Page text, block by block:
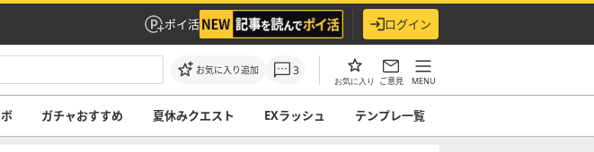
ポイ活 ログイン
お気に入り追加 3
お気に入り ご意見 MENU
ガチャおすすめ 夏休みクエスト EXラッシュ テンプレ一覧